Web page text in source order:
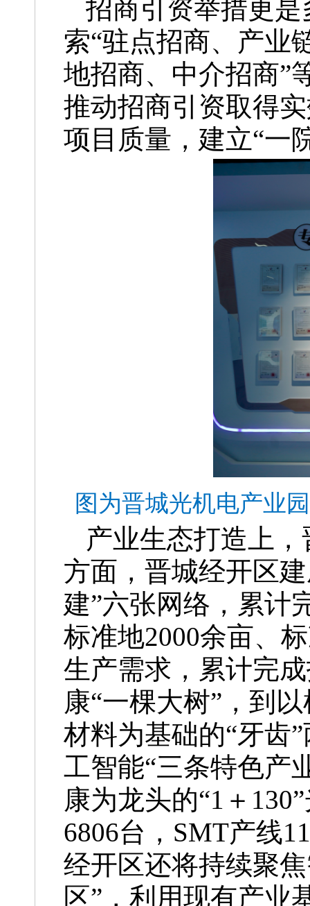
招商引资举措更
索“驻点招商、产业
地招商、中介招商”
推动招商引资取得
项目质量，建立“一
图为晋城光机电产业
产业生态打造上
方面，晋城经开区
建”六张网络，累计
标准地2000余亩、
生产需求，累计完
康“一棵大树”，到
材料为基础的“牙齿
工智能“三条特色产
康为龙头的“1＋
6806台，SMT产线
经开区还将持续聚
区”，利用现有产业